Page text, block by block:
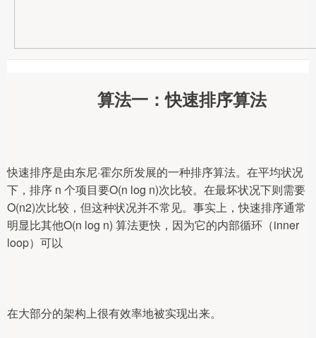
算法一：快速排序算法
快速排序是由东尼·霍尔所发展的一种排序算法。在平均状况
下，排序 n 个项目要Ο(n log n)次比较。在最坏状况下则需要
Ο(n2)次比较，但这种状况并不常见。事实上，快速排序通常
明显比其他Ο(n log n) 算法更快，因为它的内部循环（inner
loop）可以
在大部分的架构上很有效率地被实现出来。